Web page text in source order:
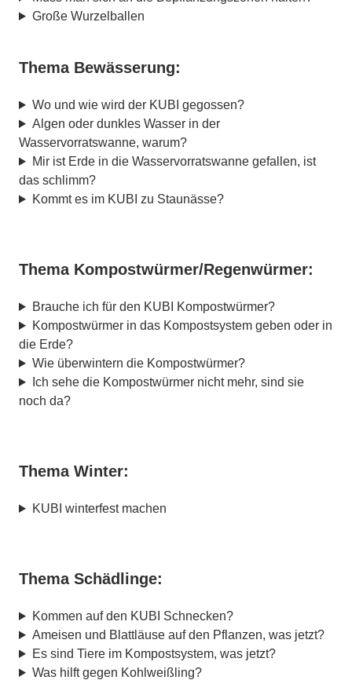
Große Wurzelballen
Thema Bewässerung:
Wo und wie wird der KUBI gegossen?
Algen oder dunkles Wasser in der
Wasservorratswanne, warum?
Mir ist Erde in die Wasservorratswanne gefallen, ist
das schlimm?
Kommt es im KUBI zu Staunässe?
Thema Kompostwürmer/Regenwürmer:
Brauche ich für den KUBI Kompostwürmer?
Kompostwürmer in das Kompostsystem geben oder in
die Erde?
Wie überwintern die Kompostwürmer?
Ich sehe die Kompostwürmer nicht mehr, sind sie
noch da?
Thema Winter:
KUBI winterfest machen
Thema Schädlinge:
Kommen auf den KUBI Schnecken?
Ameisen und Blattläuse auf den Pflanzen, was jetzt?
Es sind Tiere im Kompostsystem, was jetzt?
Was hilft gegen Kohlweißling?